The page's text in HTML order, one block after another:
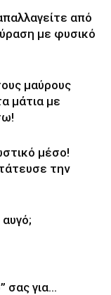
από
με φυσικό
μαύρους
μάτια με
μέσο!
την
σας για…